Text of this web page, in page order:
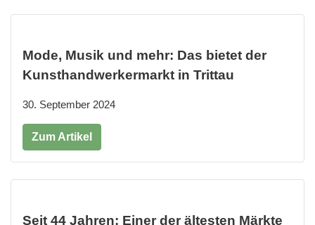
Mode, Musik und mehr: Das bietet der
Kunsthandwerkermarkt in Trittau
30. September 2024
Zum Artikel
Seit 44 Jahren: Einer der ältesten Märkte